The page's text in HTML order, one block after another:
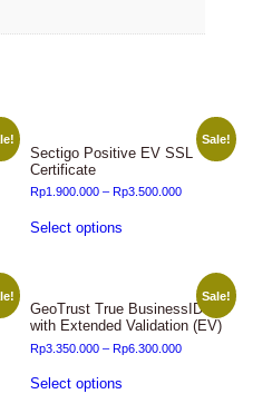
Sale!
Sectigo Positive EV SSL
Certificate
Rp1.900.000 – Rp3.500.000
Select options
Sale!
GeoTrust True BusinessID
with Extended Validation (EV)
Rp3.350.000 – Rp6.300.000
Select options